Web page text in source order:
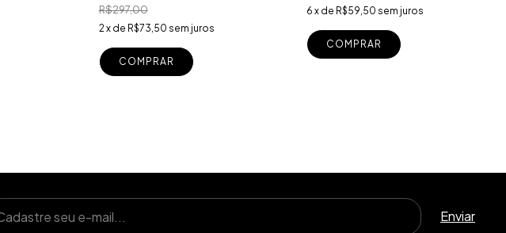
R$297,00
2 x de R$73,50 sem juros
COMPRAR
6 x de R$59,50 sem juros
COMPRAR